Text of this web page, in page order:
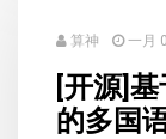
算神 一月
[开源]
的多国